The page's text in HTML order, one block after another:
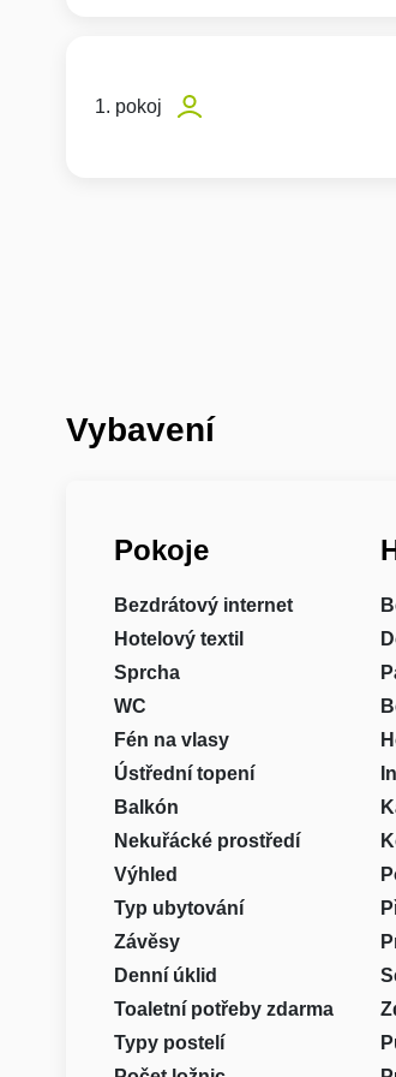
1. pokoj
Vybavení
Pokoje
Bezdrátový internet
Hotelový textil
Sprcha
WC
Fén na vlasy
Ústřední topení
Balkón
Nekuřácké prostředí
Výhled
Typ ubytování
Závěsy
Denní úklid
Toaletní potřeby zdarma
Typy postelí